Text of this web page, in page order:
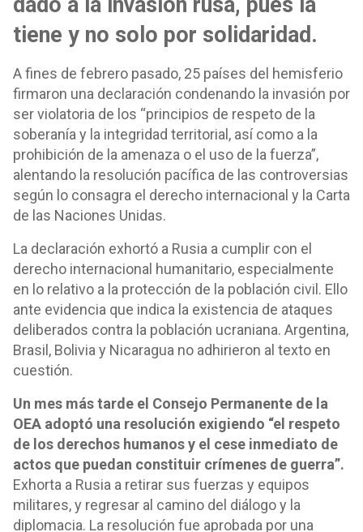
tiene y no solo por solidaridad.
A fines de febrero pasado, 25 países del hemisferio
firmaron una declaración condenando la invasión por
ser violatoria de los “principios de respeto de la
soberanía y la integridad territorial, así como a la
prohibición de la amenaza o el uso de la fuerza”,
alentando la resolución pacífica de las controversias
según lo consagra el derecho internacional y la Carta
de las Naciones Unidas.
La declaración exhortó a Rusia a cumplir con el
derecho internacional humanitario, especialmente
en lo relativo a la protección de la población civil. Ello
ante evidencia que indica la existencia de ataques
deliberados contra la población ucraniana. Argentina,
Brasil, Bolivia y Nicaragua no adhirieron al texto en
cuestión.
Un mes más tarde el Consejo Permanente de la
OEA adoptó una resolución exigiendo “el respeto
de los derechos humanos y el cese inmediato de
actos que puedan constituir crímenes de guerra”.
Exhorta a Rusia a retirar sus fuerzas y equipos
militares, y regresar al camino del diálogo y la
diplomacia. La resolución fue aprobada por una